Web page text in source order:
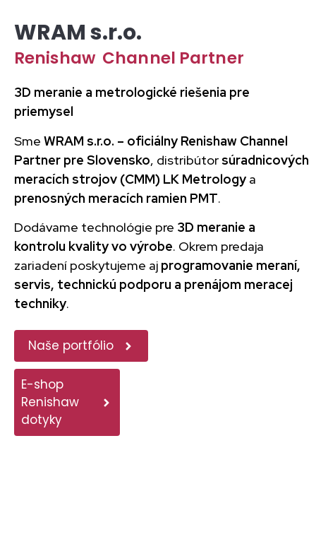
WRAM s.r.o.
Renishaw Channel Partner
3D meranie a metrologické riešenia pre
priemysel
Sme WRAM s.r.o. – oficiálny Renishaw Channel
Partner pre Slovensko, distribútor súradnicových
meracích strojov (CMM) LK Metrology a
prenosných meracích ramien PMT.
Dodávame technológie pre 3D meranie a
kontrolu kvality vo výrobe. Okrem predaja
zariadení poskytujeme aj programovanie meraní,
servis, technickú podporu a prenájom meracej
techniky.
Naše portfólio
E-shop
Renishaw
dotyky